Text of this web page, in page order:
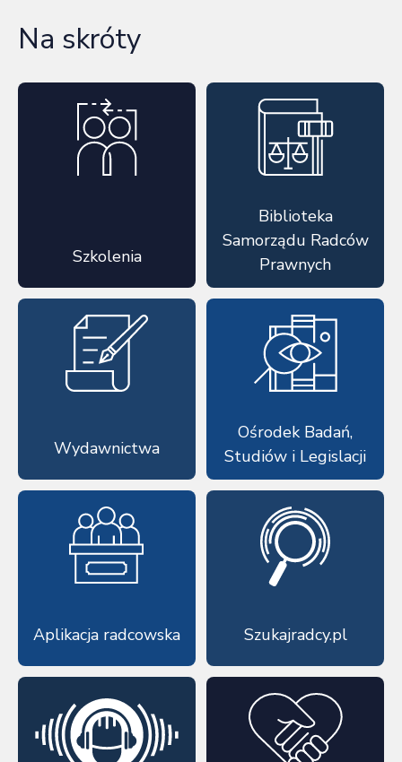
Na skróty
Szkolenia
Biblioteka
Samorządu Radców
Prawnych
Wydawnictwa
Ośrodek Badań,
Studiów i Legislacji
Aplikacja radcowska Szukajradcy.pl